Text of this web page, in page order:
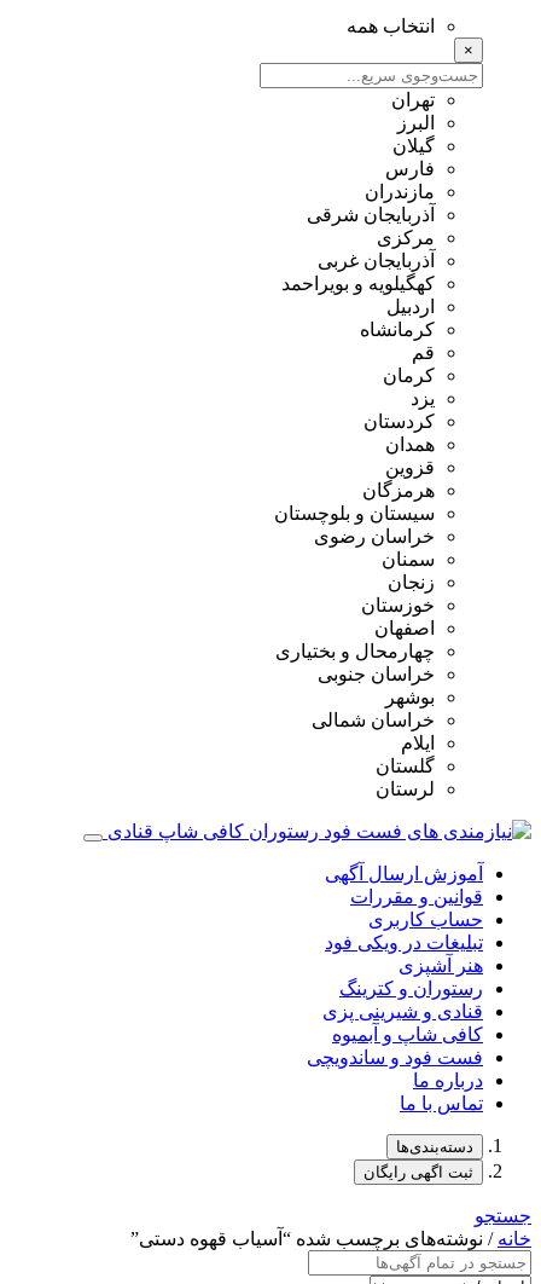
انتخاب همه
×
تهران
البرز
گیلان
فارس
مازندران
آذربایجان شرقی
مرکزی
آذربایجان غربی
کهگیلویه و بویراحمد
اردبیل
کرمانشاه
قم
کرمان
یزد
کردستان
همدان
قزوین
هرمزگان
سیستان و بلوچستان
خراسان رضوی
سمنان
زنجان
خوزستان
اصفهان
چهارمحال و بختیاری
خراسان جنوبی
بوشهر
خراسان شمالی
ایلام
گلستان
لرستان
آموزش ارسال آگهی
قوانین و مقررات
حساب کاربری
تبلیغات در ویکی فود
هنر آشپزی
رستوران و کترینگ
قنادی و شیرینی پزی
کافی شاپ و آبمیوه
فست فود و ساندویچی
درباره ما
تماس با ما
دسته‌بندی‌ها
ثبت اگهی رایگان
جستجو
خانه / نوشته‌های برچسب شده “آسیاب‌ قهوه دستی”